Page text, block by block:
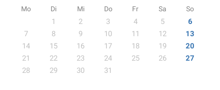
Mo Di Mi Do Fr Sa So
1 2 3 4 5
6
7
8 9 10 11 12
13
14
15 16 17 18 19
20
21
22 23 24 25 26
27
28
29 30 31